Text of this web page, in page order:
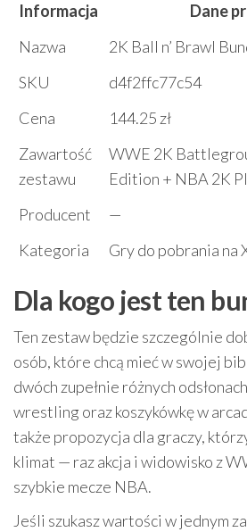
Informacja
Dane
Nazwa
2K Ball n’ Brawl
SKU
d4f2ffc77c54
Cena
144.25 zł
Zawartość
zestawu
WWE 2K
Edition + NBA 2K
Producent
—
Kategoria
Gry do pobrania na
Dla kogo jest ten
Ten zestaw będzie szczególnie
osób, które chcą mieć w swojej
dwóch zupełnie różnych
wrestling oraz koszykówkę w
także propozycja dla graczy,
klimat — raz akcja i widowisko z
szybkie mecze NBA.
Jeśli szukasz wartości w jednym